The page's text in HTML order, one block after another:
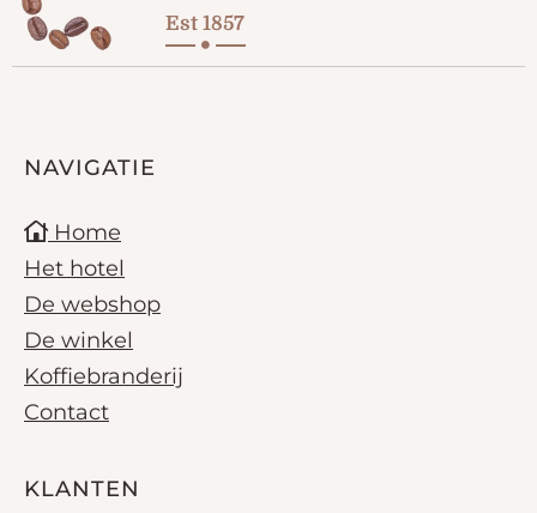
Est 1857
NAVIGATIE
Home
Het hotel
De webshop
De winkel
Koffiebranderij
Contact
KLANTEN